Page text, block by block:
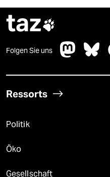
taz
Folgen Sie uns
Ressorts
Politik
Öko
Gesellschaft